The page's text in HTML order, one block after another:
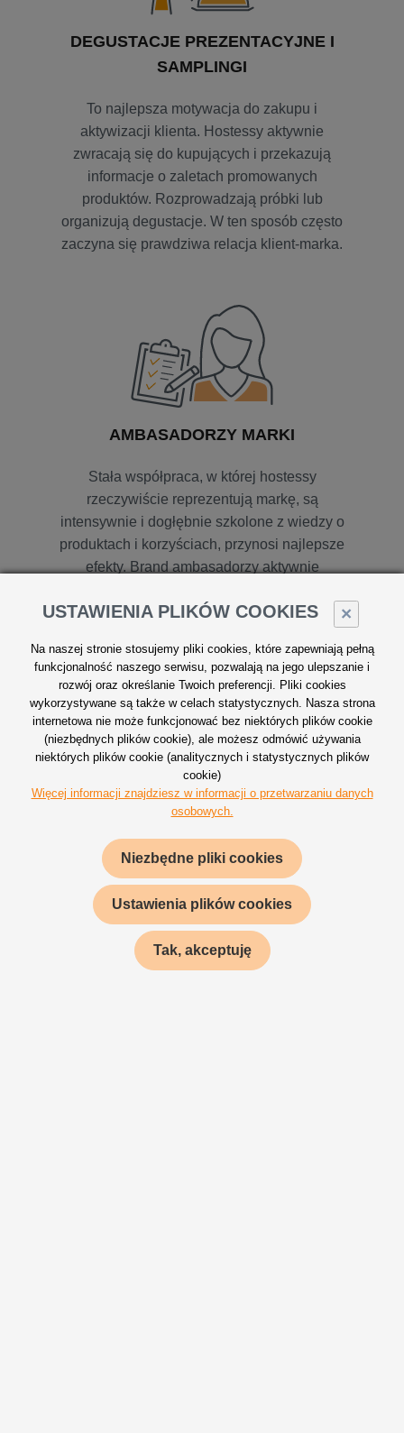
DEGUSTACJE PREZENTACYJNE I
SAMPLINGI
To najlepsza motywacja do zakupu i
aktywizacji klienta. Hostessy aktywnie
zwracają się do kupujących i przekazują
informacje o zaletach promowanych
produktów. Rozprowadzają próbki lub
organizują degustacje. W ten sposób często
zaczyna się prawdziwa relacja klient-marka.
AMBASADORZY MARKI
Stała współpraca, w której hostessy
rzeczywiście reprezentują markę, są
intensywnie i dogłębnie szkolone z wiedzy o
produktach i korzyściach, przynosi najlepsze
efekty. Brand ambasadorzy aktywnie
handlowymi klienta.
KONKURSY KONSUMENCKIE
Opracowujemy koncepcję kreatywną i
mechanizm aktywacji. W zależności od skali,
wykorzystujemy następujące kanały
komunikacji: SMS, nośniki reklamowe w
sieci sprzedaży, stoiska i ekspozytory, SMM -
media społecznościowe. Następnie
×
USTAWIENIA PLIKÓW COOKIES
Na naszej stronie stosujemy pliki cookies, które zapewniają pełną
funkcjonalność naszego serwisu, pozwalają na jego ulepszanie i
rozwój oraz określanie Twoich preferencji. Pliki cookies
wykorzystywane są także w celach statystycznych. Nasza strona
internetowa nie może funkcjonować bez niektórych plików cookie
(niezbędnych plików cookie), ale możesz odmówić używania
niektórych plików cookie (analitycznych i statystycznych plików
cookie)
Więcej informacji znajdziesz w informacji o przetwarzaniu danych
osobowych.
Niezbędne pliki cookies
Ustawienia plików cookies
Tak, akceptuję